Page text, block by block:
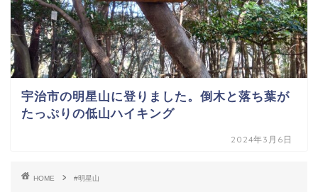
宇治市の明星山に登りました。倒木と落ち葉が
たっぷりの低山ハイキング
2024年3月6日
HOME #明星山